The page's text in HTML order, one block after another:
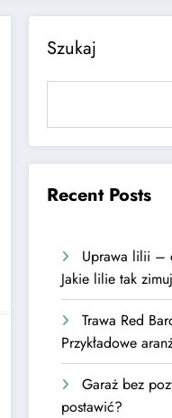
Szukaj
Recent Posts
Uprawa lilii –
Jakie lilie tak
Trawa Red
Przykładowe
Garaż bez
postawić?